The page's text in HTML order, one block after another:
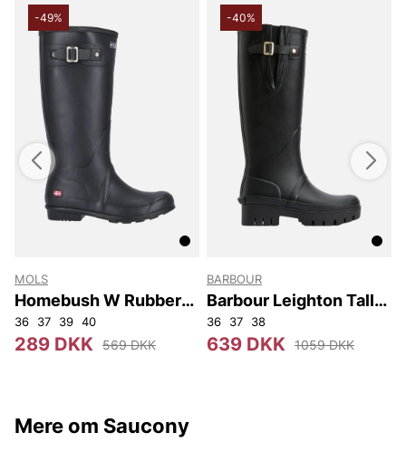
-49%
MOLS
Homebush W Rubber
Boot
36 37 39 40
289 DKK 569 DKK
-40%
BARBOUR
Barbour Leighton Tall
Welly
36 37 38
639 DKK 1059 DKK
Mere om Saucony